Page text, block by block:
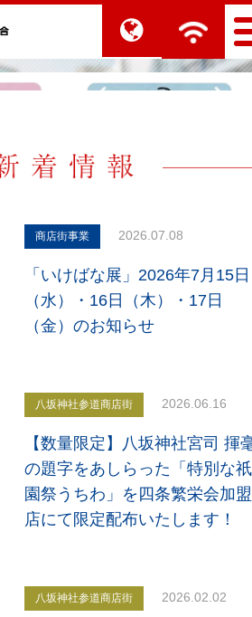
商店街事業 2026.07.08
「いけばな展」2026年7月15日
（水）・16日（木）・17日
（金）のお知らせ
八坂神社参道商店街 2026.06.16
【数量限定】八坂神社宮司 揮
の題字をあしらった「特別な祇
園祭うちわ」を四条繁栄会加盟
店にて限定配布いたします！
八坂神社参道商店街 2026.02.02